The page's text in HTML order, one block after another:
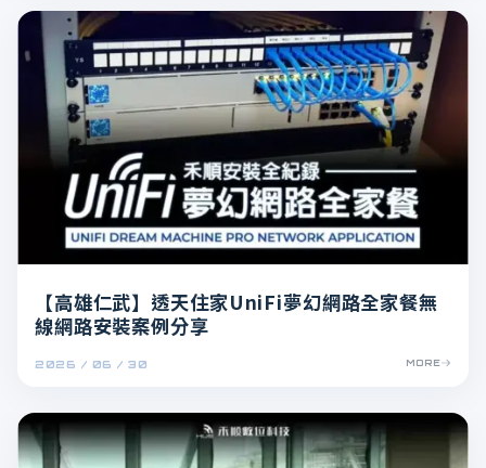
2026 / 06 / 30
【高雄仁武】透天住家UniFi夢幻網路全家餐無
線網路安裝案例分享
MORE